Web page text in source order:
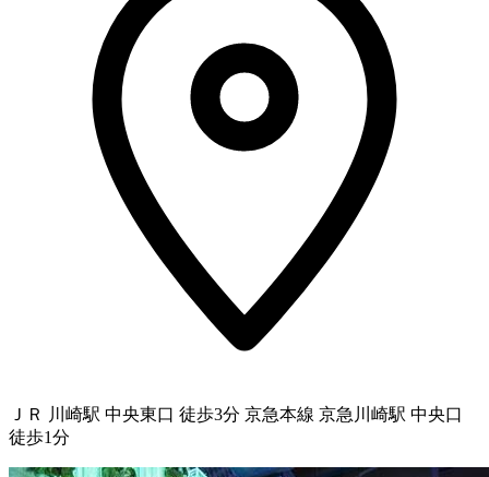
ＪＲ 川崎駅 中央東口 徒歩3分 京急本線 京急川崎駅 中央口
徒歩1分